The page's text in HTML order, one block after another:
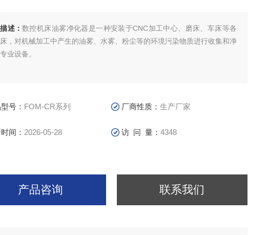
述：数控机床油雾净化器是一种安装于CNC加工中心、磨床、车床等各
，对机械加工中产生的油雾、水雾、粉尘等的环境污染物质进行收集和净
业设备。
号： FOM-CR系列 厂商性质：生产厂家
间： 2026-05-28 访 问 量：4348
产品咨询 联系我们